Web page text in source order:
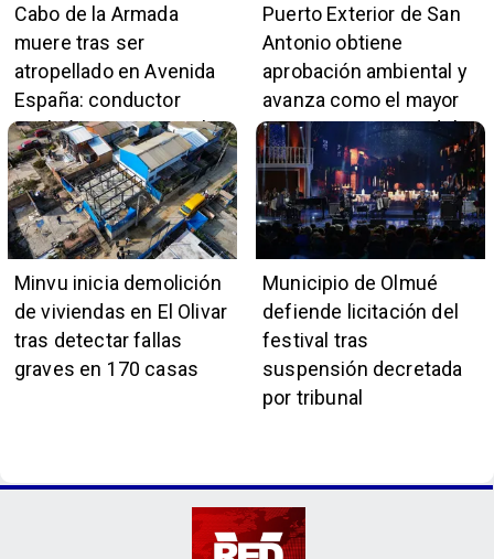
Cabo de la Armada
muere tras ser
atropellado en Avenida
España: conductor
también pertenece a la
institución naval
Puerto Exterior de San
Antonio obtiene
aprobación ambiental y
avanza como el mayor
proyecto portuario del
país
Minvu inicia demolición
de viviendas en El Olivar
tras detectar fallas
graves en 170 casas
Municipio de Olmué
defiende licitación del
festival tras
suspensión decretada
por tribunal